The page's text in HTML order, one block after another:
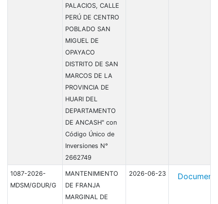
PALACIOS, CALLE
PERÚ DE CENTRO
POBLADO SAN
MIGUEL DE
OPAYACO
DISTRITO DE SAN
MARCOS DE LA
PROVINCIA DE
HUARI DEL
DEPARTAMENTO
DE ANCASH" con
Código Único de
Inversiones N°
2662749
1087-2026-
MDSM/GDUR/G
MANTENIMIENTO
DE FRANJA
MARGINAL DE
2026-06-23